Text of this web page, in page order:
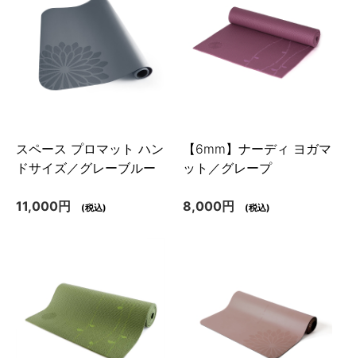
スペース プロマット ハン
ドサイズ／グレーブルー
11,000円 (税込)
【6mm】ナーディ ヨガマ
ット／グレープ
8,000円 (税込)